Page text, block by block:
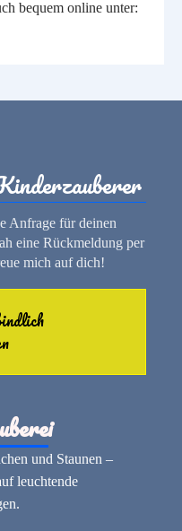
bequem online unter:
Anfrage für deinen
eine Rückmeldung per
mich auf dich!
und Staunen –
leuchtende